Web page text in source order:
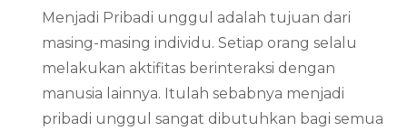
Menjadi Pribadi unggul adalah tujuan dari
masing-masing individu. Setiap orang selalu
melakukan aktifitas berinteraksi dengan
manusia lainnya. Itulah sebabnya menjadi
pribadi unggul sangat dibutuhkan bagi semua